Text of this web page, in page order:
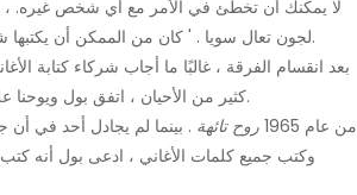
الشيء نفسه ينطبق على أغنية 'Yer Blues' و 'Yer Blues' لجون تعال سويا . ' كان من الممكن أن يكتبها شخص واحد فقط.
بعد انقسام الفرقة ، غالبًا ما أجاب شركاء كتابة
كثير من الأحيان ، اتفق بول ويوحنا على من كتب الألحان. ومع ذلك ، كانت هناك مناسبتان اختلفت فيهما ذكرياتهما.
جاء أحد الخلافات حول الفيلم الكلاسيكي 'In My Life' من عام 1965
روح تائهة . بينما لم يجادل أحد في أن
وكتب جميع كلمات الأغاني ، ادعى بول أنه